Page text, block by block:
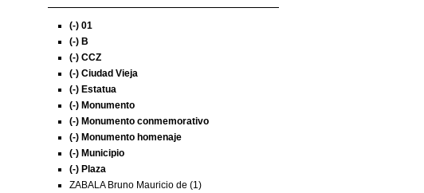
(-) 01
(-) B
(-) CCZ
(-) Ciudad Vieja
(-) Estatua
(-) Monumento
(-) Monumento conmemorativo
(-) Monumento homenaje
(-) Municipio
(-) Plaza
ZABALA Bruno Mauricio de (1)